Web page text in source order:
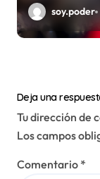
soy.poder
Deja una
Tu dirección de
Los campos
Comentario *